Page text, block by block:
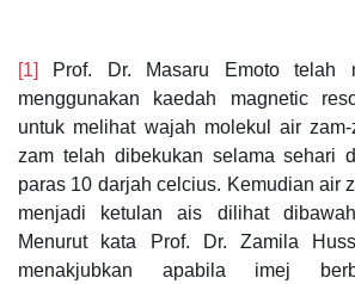
[1]
Prof. Dr. Masaru Emoto telah
menggunakan kaedah magnetic
untuk melihat wajah molekul air
zam telah dibekukan selama sehari
paras 10 darjah celcius. Kemudian air
menjadi ketulan ais dilihat
Menurut kata Prof. Dr. Zamila
menakjubkan apabila imej